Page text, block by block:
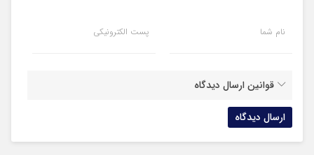
نام شما پست الکترونیکی
قوانین ارسال دیدگاه